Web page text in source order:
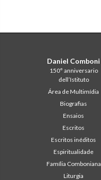
Daniel Comboni
150° anniversario
dell’Istituto
Área de Multimídia
Biografias
Ensaios
Escritos
Escritos inéditos
Espiritualidade
Família Comboniana
Liturgia